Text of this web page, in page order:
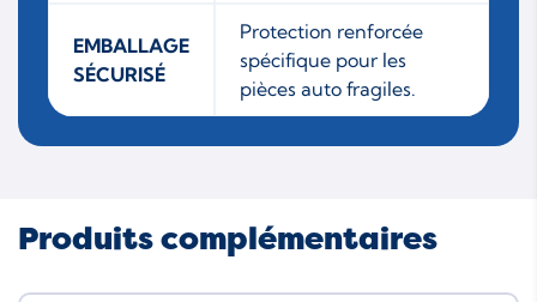
EMBALLAGE
SÉCURISÉ
Protection renforcée
spécifique pour les
pièces auto fragiles.
Produits complémentaires